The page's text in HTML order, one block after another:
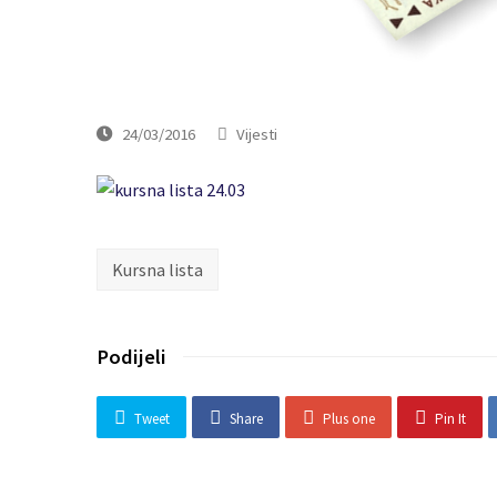
24/03/2016 Vijesti
Kursna lista
Podijeli
Tweet Share Plus one Pin It